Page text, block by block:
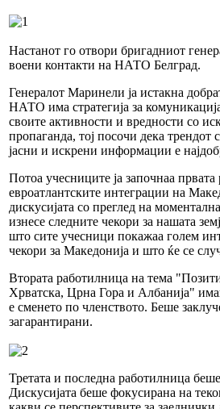
Настанот го отвори бригадниот
воени контакти на НАТО Белград.
Генералот Маринели ја истакна
НАТО има стратегија за
своите активности и вредности со
пропаганда, тој посочи дека трендот
јасни и искрени информации е
Потоа учесниците ја започнаа
евроатлантските интеграции на
дискусијата со преглед на
изнесе следните чекори за нашата
што сите учесници покажаа голем
чекори за Македонија и што ќе се
Втората работилница на тема
Хрватска, Црна Гора и Албанија"
е сменето по членството. Беше
загарантирани.
Третата и последна работилница
Дискусијата беше фокусирана на